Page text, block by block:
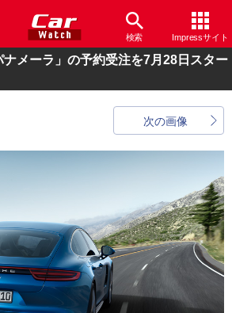
検索 Impressサイト
メーラ」の予約受注を7月28日スター
次の画像